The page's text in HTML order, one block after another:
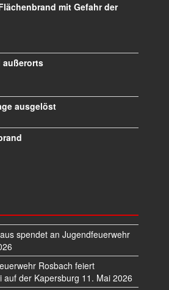
mit Gefahr der
außerorts
ausgelöst
spendet an Jugendfeuerwehr
Rosbach feiert
auf der Kapersburg 11. Mai 2026